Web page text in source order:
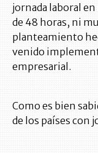
jornada laboral
de 48 horas, ni
planteamiento
venido
empresarial.
Como es bien
de los países con